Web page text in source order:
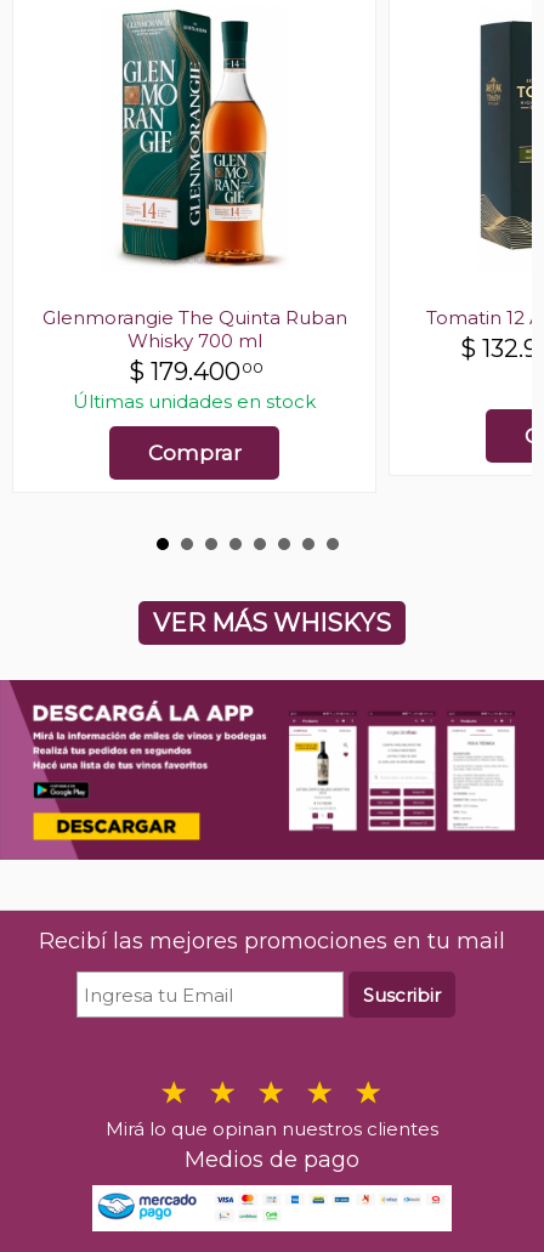
Glenmorangie The Quinta Ruban
Whisky 700 ml
$ 179.40000
Últimas unidades en stock
Comprar
Tomatin 12
$
VER MÁS WHISKYS
Recibí las mejores promociones en tu mail
Suscribir
Mirá lo que opinan nuestros clientes
Medios de pago